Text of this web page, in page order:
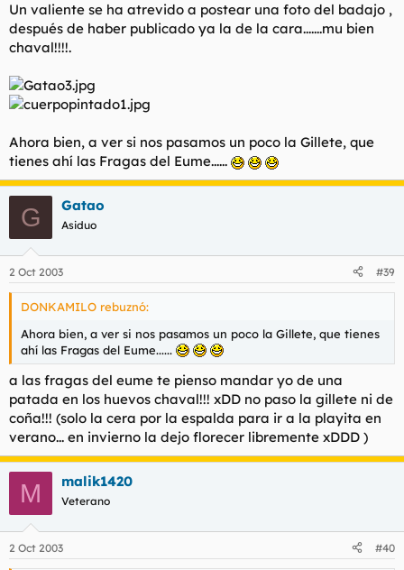
Un valiente se ha atrevido a postear una foto del badajo ,
después de haber publicado ya la de la cara.......mu bien
chaval!!!!.
Ahora bien, a ver si nos pasamos un poco la Gillete, que
tienes ahí las Fragas del Eume......
G Gatao
Asiduo
2 Oct 2003 #39
DONKAMILO rebuznó:
Ahora bien, a ver si nos pasamos un poco la Gillete, que tienes
ahí las Fragas del Eume......
a las fragas del eume te pienso mandar yo de una
patada en los huevos chaval!!! xDD no paso la gillete ni de
coña!!! (solo la cera por la espalda para ir a la playita en
verano... en invierno la dejo florecer libremente xDDD )
M malik1420
Veterano
2 Oct 2003 #40